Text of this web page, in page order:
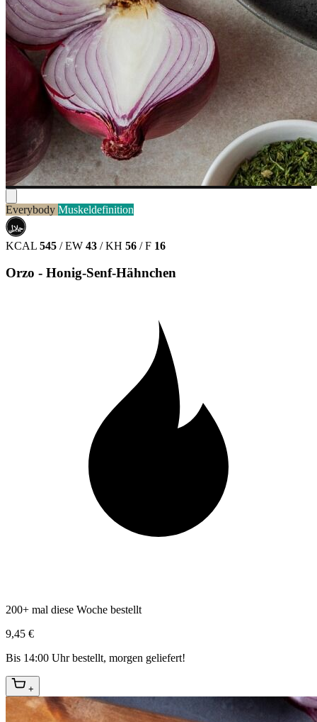
Everybody Muskeldefinition
حلال
HALAL
KCAL 545 / EW 43 / KH 56 / F 16
Orzo - Honig-Senf-Hähnchen
200+ mal diese Woche bestellt
9,45 €
Bis 14:00 Uhr bestellt, morgen geliefert!
+